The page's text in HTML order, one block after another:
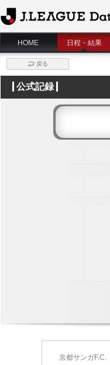
J.League Data Site
HOME 日程・結果
戻る
公式記録
京都サンガF.C.